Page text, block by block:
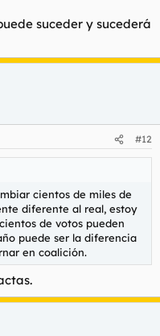
cientos de miles de
diferente al real, estoy
de votos pueden
puede ser la diferencia
en coalición.
suceder y sucederá
#12
cientos de miles de
diferente al real, estoy
de votos pueden
puede ser la diferencia
en coalición.